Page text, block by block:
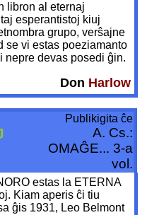
libron al eternaj
esperantistoj kiuj
grupo, verŝajne
se vi estas poeziamanto
nepre devas posedi ĝin.
Don Harlow
Publikigita ĉe
A. Cs.:
OMAĜE... 3-a
vol.
estas la ETERNA
Kiam aperis ĉi tiu
ĝis 1931, Leo Belmont